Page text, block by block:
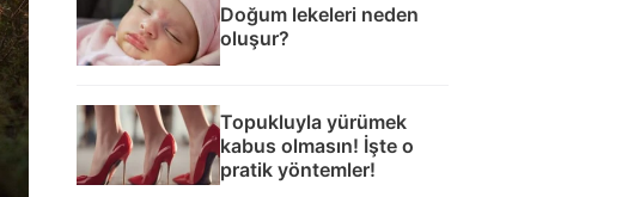
Doğum lekeleri neden
oluşur?
Topukluyla yürümek
kabus olmasın! İşte o
pratik yöntemler!